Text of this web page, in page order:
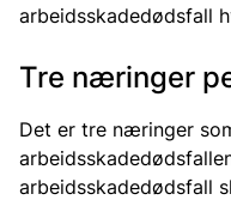
arbeidsskadedødsfall
Tre næringer
Det er tre næringer
arbeidsskadedødsfall